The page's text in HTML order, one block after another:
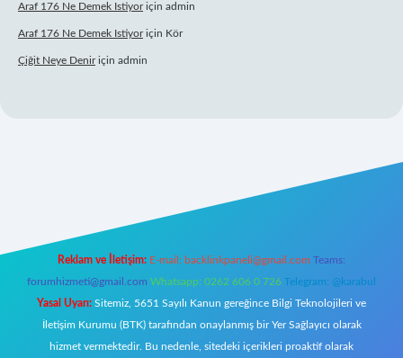
Araf 176 Ne Demek Istiyoriçin admin
Araf 176 Ne Demek Istiyoriçin Kör
Çiğit Neye Deniriçin admin
Reklam ve İletişim: E-mail: backlinkpaneli@gmail.com Teams:
forumhizmeti@gmail.com Whatsapp: 0262 606 0 726 Telegram: @karabul
Yasal Uyarı: Sitemiz, 5651 Sayılı Kanun gereğince Bilgi Teknolojileri ve
İletişim Kurumu (BTK) tarafından onaylanmış bir Yer Sağlayıcı olarak
hizmet vermektedir. Bu nedenle, sitedeki içerikleri proaktif olarak